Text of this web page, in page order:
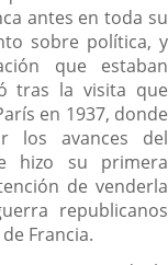
antes en toda su
sobre política, y
que estaban
tras la visita que
en 1937, donde
los avances del
hizo su primera
de venderla
republicanos
Francia.